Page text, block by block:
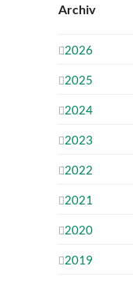
Archiv
2026
2025
2024
2023
2022
2021
2020
2019